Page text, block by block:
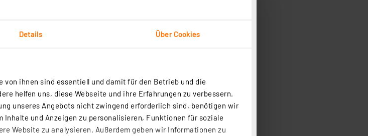
Details Über Cookies
ihnen sind essentiell und damit für den Betrieb und die
helfen uns, diese Webseite und ihre Erfahrungen zu verbessern.
unseres Angebots nicht zwingend erforderlich sind, benötigen wir
Inhalte und Anzeigen zu personalisieren, Funktionen für soziale
Website zu analysieren. Außerdem geben wir Informationen zu